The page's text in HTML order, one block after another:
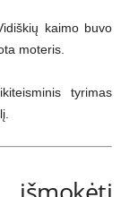
kaimo buvo
moteris.
tyrimas